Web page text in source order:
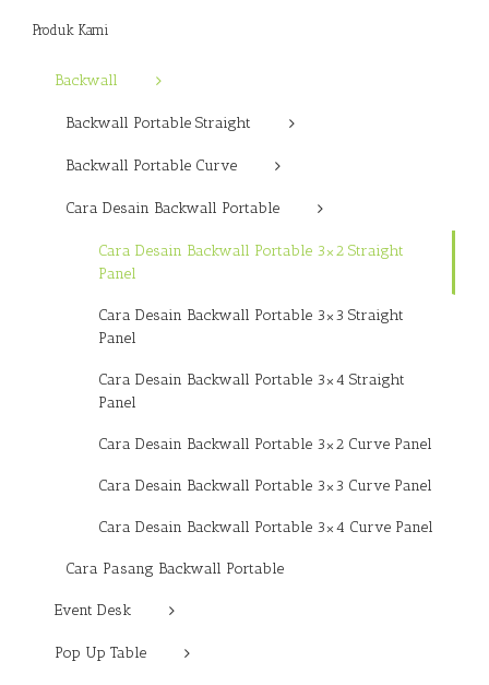
Produk Kami
Backwall
Backwall Portable Straight
Backwall Portable Curve
Cara Desain Backwall Portable
Cara Desain Backwall Portable 3×2 Straight
Panel
Cara Desain Backwall Portable 3×3 Straight
Panel
Cara Desain Backwall Portable 3×4 Straight
Panel
Cara Desain Backwall Portable 3×2 Curve Panel
Cara Desain Backwall Portable 3×3 Curve Panel
Cara Desain Backwall Portable 3×4 Curve Panel
Cara Pasang Backwall Portable
Event Desk
Pop Up Table